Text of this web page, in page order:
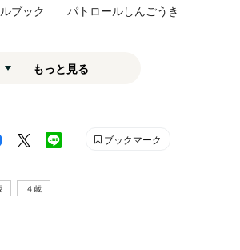
ブック
パトロールしんごうき
もっと見る
ブックマーク
４歳